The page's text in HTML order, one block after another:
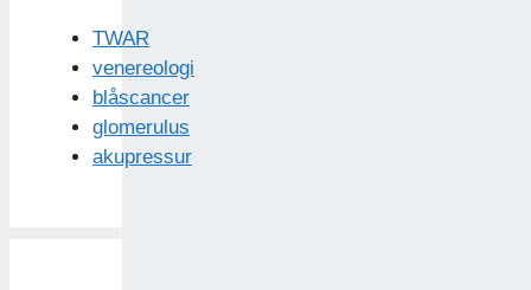
TWAR
venereologi
blåscancer
glomerulus
akupressur